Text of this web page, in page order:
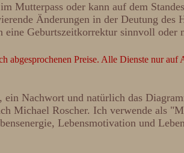
Mutterpass oder kann auf dem
Änderungen in der Deutung des
Geburtszeitkorrektur sinnvoll oder
abgesprochenen Preise. Alle Dienste nur auf
Nachwort und natürlich das
Michael Roscher. Ich verwende als
Lebensmotivation und